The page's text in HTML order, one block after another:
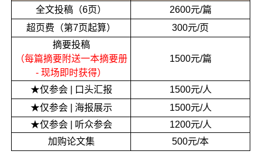
全文投稿（6页）
2600元/篇
超页费（第7页起算）
300元/页
摘要投稿
（每篇摘要附送一本摘要册
- 现场即时获得）
1500元/篇
★仅参会 | 口头汇报
1500元/人
★仅参会 | 海报展示
1500元/人
★仅参会 | 听众参会
1200元/人
加购论文集
500元/本